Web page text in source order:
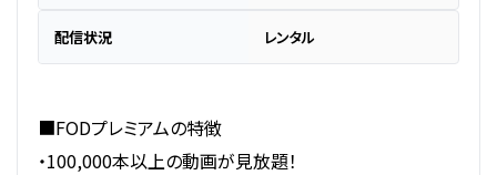
配信状況 レンタル
■FODプレミアムの特徴
・100,000本以上の動画が見放題！